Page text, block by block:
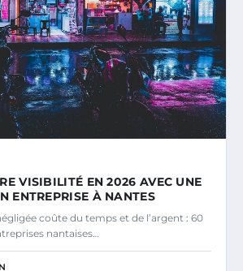
VISIBILITÉ EN 2026 AVEC UNE
ENTREPRISE À NANTES
coûte du temps et de l’argent : 60
nantaises…